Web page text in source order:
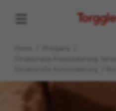
Torggler